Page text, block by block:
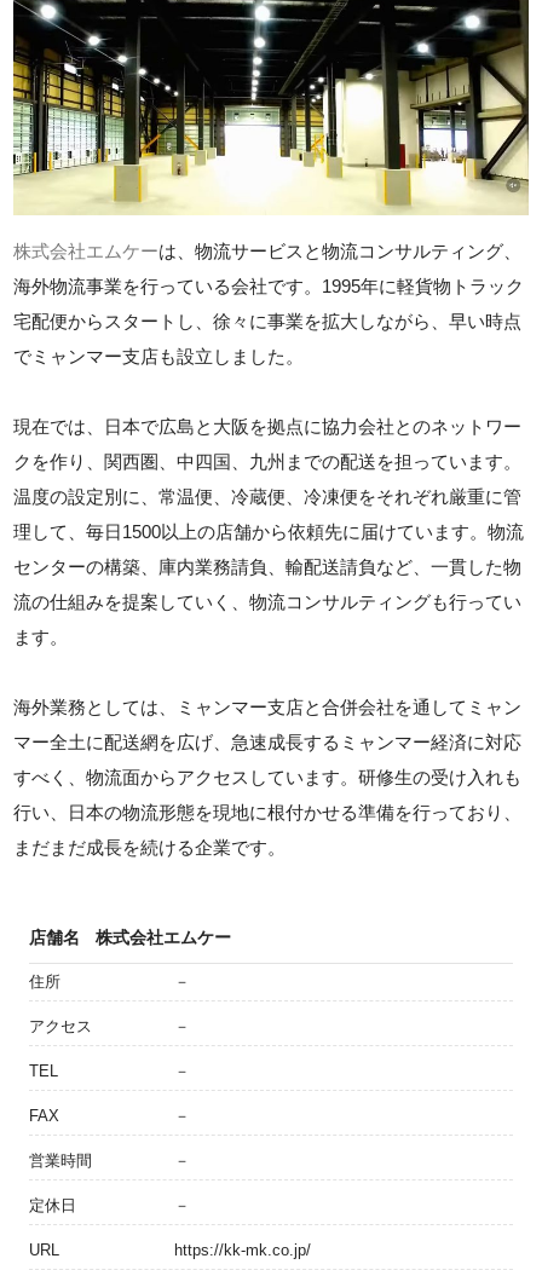
株式会社エムケーは、物流サービスと物流コンサルティング、
海外物流事業を行っている会社です。1995年に軽貨物トラック
宅配便からスタートし、徐々に事業を拡大しながら、早い時点
でミャンマー支店も設立しました。
現在では、日本で広島と大阪を拠点に協力会社とのネットワー
クを作り、関西圏、中四国、九州までの配送を担っています。
温度の設定別に、常温便、冷蔵便、冷凍便をそれぞれ厳重に管
理して、毎日1500以上の店舗から依頼先に届けています。物流
センターの構築、庫内業務請負、輸配送請負など、一貫した物
流の仕組みを提案していく、物流コンサルティングも行ってい
ます。
海外業務としては、ミャンマー支店と合併会社を通してミャン
マー全土に配送網を広げ、急速成長するミャンマー経済に対応
すべく、物流面からアクセスしています。研修生の受け入れも
行い、日本の物流形態を現地に根付かせる準備を行っており、
まだまだ成長を続ける企業です。
店舗名 株式会社エムケー
住所 －
アクセス －
TEL －
FAX －
営業時間 －
定休日 －
URL https://kk-mk.co.jp/